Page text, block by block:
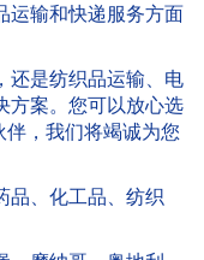
运输和快递服务方面
还是纺织品运输、电
方案。您可以放心选
，我们将竭诚为您
品、化工品、纺织